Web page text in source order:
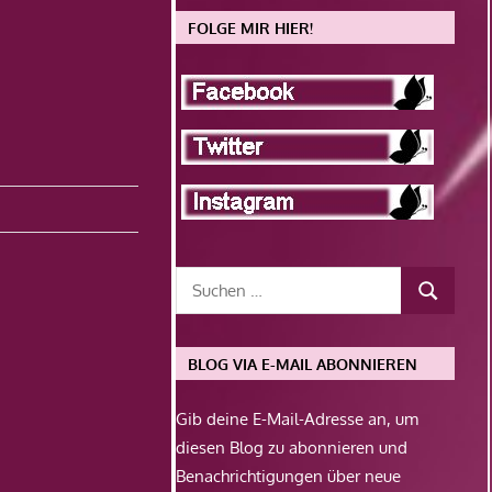
FOLGE MIR HIER!
BLOG VIA E-MAIL ABONNIEREN
Gib deine E-Mail-Adresse an, um
diesen Blog zu abonnieren und
Benachrichtigungen über neue